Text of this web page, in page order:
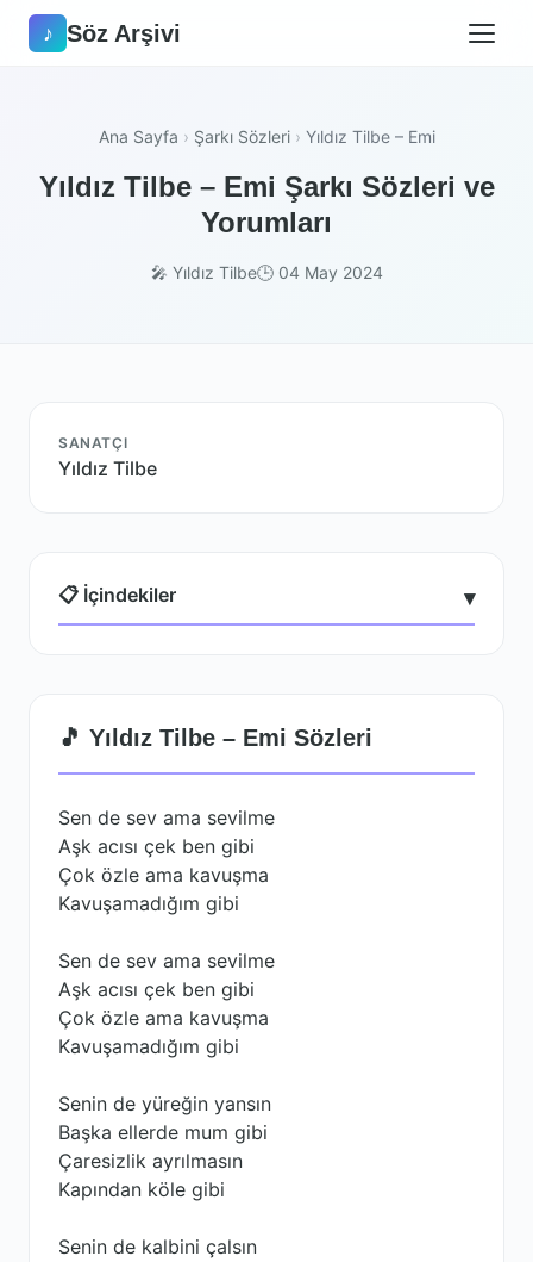
♪ Söz Arşivi
Ana Sayfa › Şarkı Sözleri › Yıldız Tilbe – Emi
Yıldız Tilbe – Emi Şarkı Sözleri ve
Yorumları
🎤 Yıldız Tilbe🕒 04 May 2024
SANATÇI
Yıldız Tilbe
📋 İçindekiler ▾
🎵 Yıldız Tilbe – Emi Sözleri
Sen de sev ama sevilme
Aşk acısı çek ben gibi
Çok özle ama kavuşma
Kavuşamadığım gibi
Sen de sev ama sevilme
Aşk acısı çek ben gibi
Çok özle ama kavuşma
Kavuşamadığım gibi
Senin de yüreğin yansın
Başka ellerde mum gibi
Çaresizlik ayrılmasın
Kapından köle gibi
Senin de kalbini çalsın